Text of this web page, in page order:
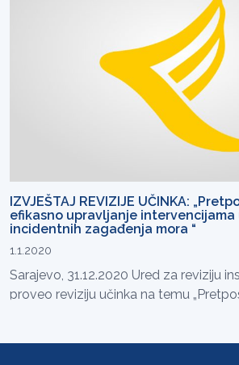
IZVJEŠTAJ REVIZIJE UČINKA:
efikasno upravljanje intervencijama
incidentnih zagađenja mora “
1.1.2020
Sarajevo, 31.12.2020 Ured za reviziju
proveo reviziju učinka na temu